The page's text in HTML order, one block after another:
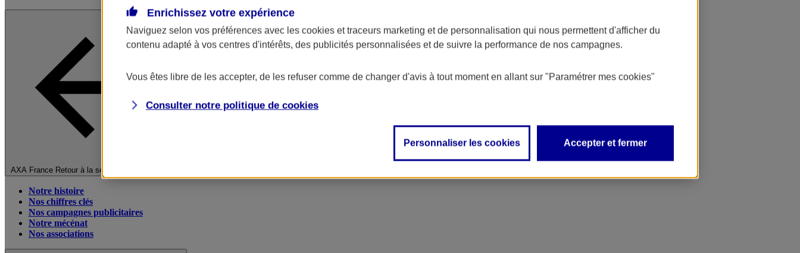
AXA France Retour à la section précédente
Notre histoire
Nos chiffres clés
Nos campagnes publicitaires
Notre mécénat
Nos associations
Enrichissez votre expérience
Naviguez selon vos préférences avec les cookies et traceurs marketing et de personnalisation qui nous permettent d'afficher du
contenu adapté à vos centres d'intérêts, des publicités personnalisées et de suivre la performance de nos campagnes.
Vous êtes libre de les accepter, de les refuser comme de changer d'avis à tout moment en allant sur "Paramétrer mes cookies"
Consulter notre politique de cookies
Personnaliser les cookies Accepter et fermer